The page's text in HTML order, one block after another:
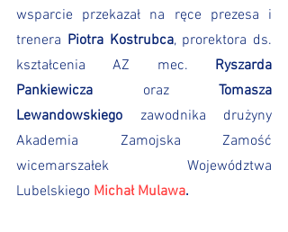
wsparcie przekazał na ręce prezesa i
trenera Piotra Kostrubca, prorektora ds.
kształcenia AZ mec. Ryszarda
Pankiewicza oraz Tomasza
Lewandowskiego zawodnika drużyny
Akademia Zamojska Zamość
wicemarszałek Województwa
Lubelskiego Michał Mulawa.